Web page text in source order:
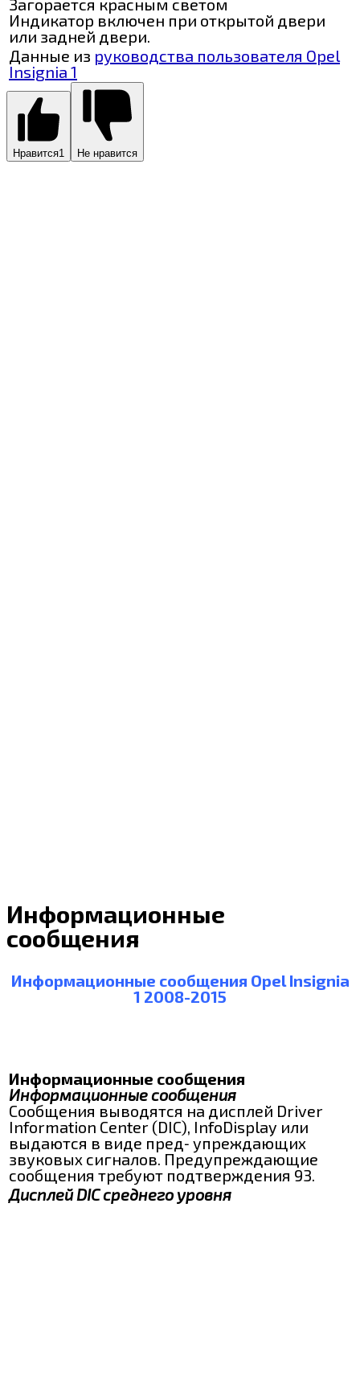
Индикатор включен при открытой двери
или задней двери.
Данные из руководства пользователя Opel
Insignia 1
Нравится1 Не нравится
Информационные
сообщения
Информационные сообщения Opel Insignia
1 2008-2015
Информационные сообщения
Информационные сообщения
Сообщения выводятся на дисплей Driver
Information Center (DIC), InfoDisplay или
выдаются в виде пред‐ упреждающих
звуковых сигналов. Предупреждающие
сообщения требуют подтверждения 93.
Дисплей DIC среднего уровня